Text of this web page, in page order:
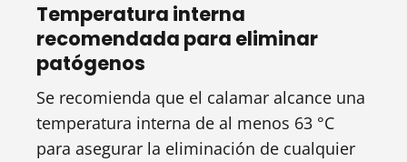
Temperatura interna
recomendada para eliminar
patógenos
Se recomienda que el calamar alcance una
temperatura interna de al menos 63 °C
para asegurar la eliminación de cualquier